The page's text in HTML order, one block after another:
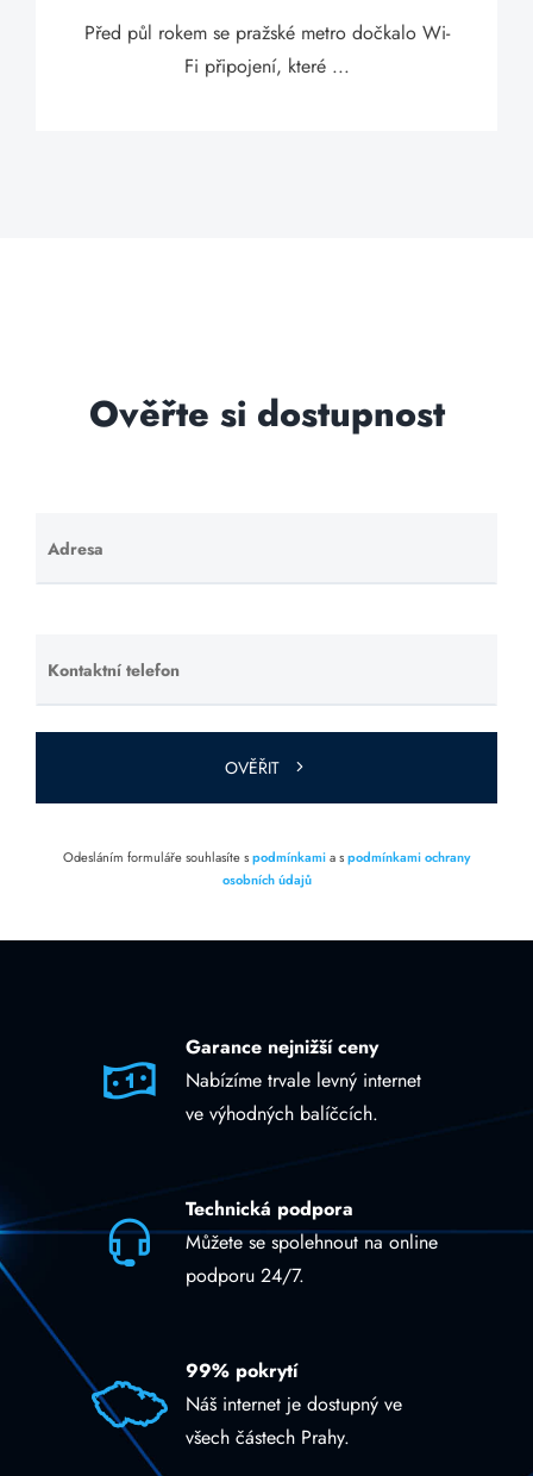
Před půl rokem se pražské metro dočkalo Wi-
Fi připojení, které ...
Ověřte si dostupnost
Adresa
Ponechte
toto pole
Kontaktní telefon
Ponechte
toto pole
prázdné.
OVĚŘIT
Odesláním formuláře souhlasíte spodmínkamia spodmínkami ochrany
osobních údajů
Garance nejnižší ceny
Nabízíme trvale levný internet
ve výhodných balíčcích.
Technická podpora
Můžete se spolehnout na online
podporu 24/7.
99% pokrytí
Náš internet je dostupný ve
všech částech Prahy.